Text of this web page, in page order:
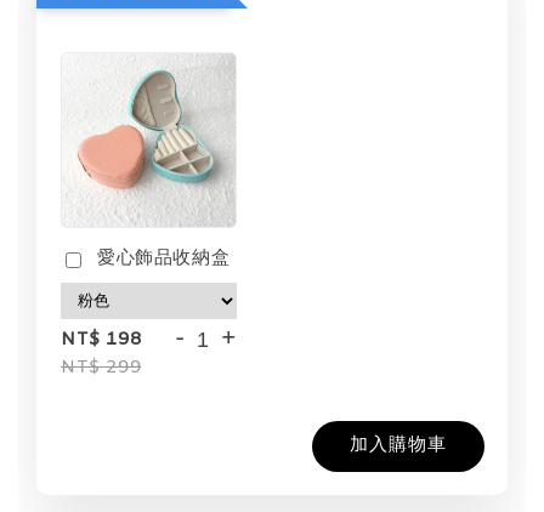
愛心飾品收納盒
NT$ 198
NT$ 299
- +
加入購物車